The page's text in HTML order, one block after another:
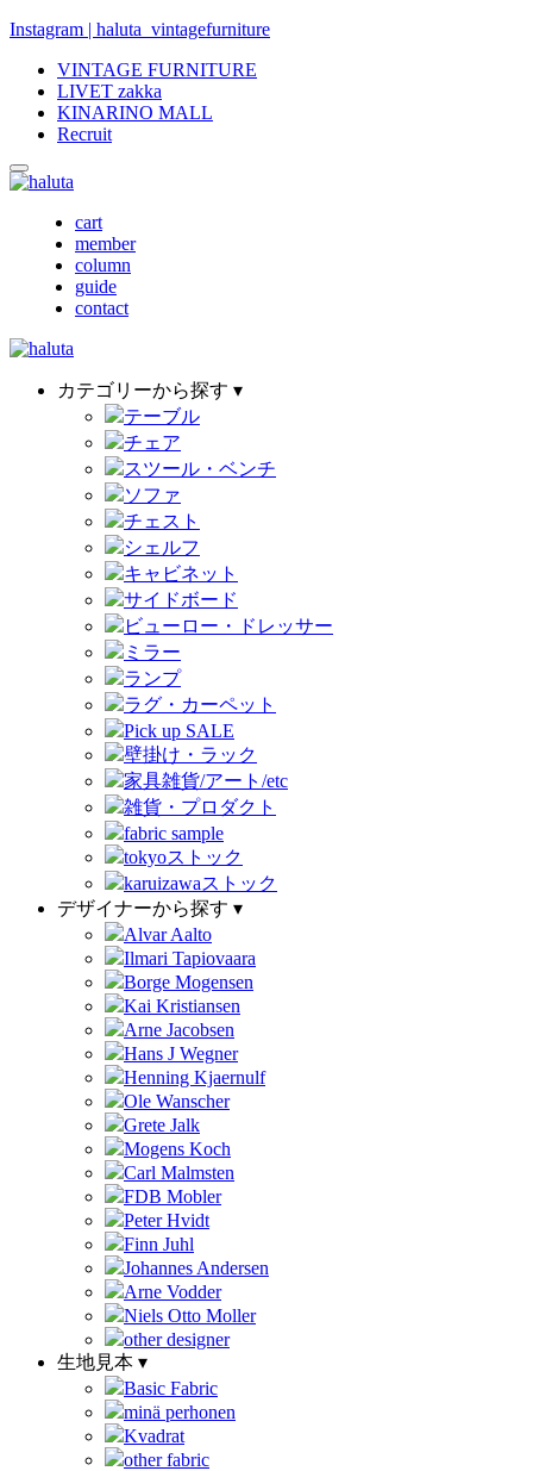
Instagram | haluta_vintagefurniture
VINTAGE FURNITURE
LIVET zakka
KINARINO MALL
Recruit
cart
member
column
guide
contact
カテゴリーから探す ▾
テーブル
チェア
スツール・ベンチ
ソファ
チェスト
シェルフ
キャビネット
サイドボード
ビューロー・ドレッサー
ミラー
ランプ
ラグ・カーペット
Pick up SALE
壁掛け・ラック
家具雑貨/アート/etc
雑貨・プロダクト
fabric sample
tokyoストック
karuizawaストック
デザイナーから探す ▾
Alvar Aalto
Ilmari Tapiovaara
Borge Mogensen
Kai Kristiansen
Arne Jacobsen
Hans J Wegner
Henning Kjaernulf
Ole Wanscher
Grete Jalk
Mogens Koch
Carl Malmsten
FDB Mobler
Peter Hvidt
Finn Juhl
Johannes Andersen
Arne Vodder
Niels Otto Moller
other designer
生地見本 ▾
Basic Fabric
minä perhonen
Kvadrat
other fabric